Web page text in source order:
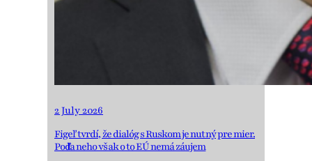
2 July 2026
Figeľ tvrdí, že dialóg s Ruskom je nutný pre mier.
Podľa neho však o to EÚ nemá záujem